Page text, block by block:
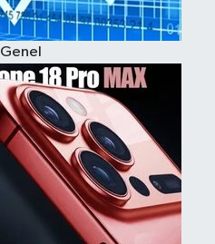
Genel